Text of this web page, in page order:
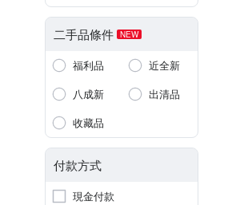
二手品條件 NEW
福利品
近全新
八成新
出清品
收藏品
付款方式
現金付款